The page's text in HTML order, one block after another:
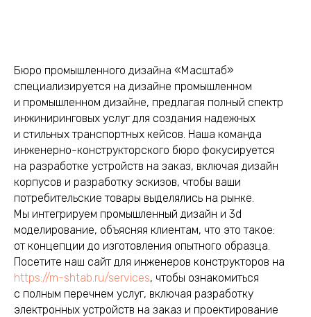
Бюро промышленного дизайна «Масштаб»
специализируется на дизайне промышленном
и промышленном дизайне, предлагая полный спектр
инжиниринговых услуг для создания надежных
и стильных транспортных кейсов. Наша команда
инженерно-конструкторского бюро фокусируется
на разработке устройств на заказ, включая дизайн
корпусов и разработку эскизов, чтобы ваши
потребительские товары выделялись на рынке.
Мы интегрируем промышленный дизайн и 3d
моделирование, объясняя клиентам, что это такое:
от концепции до изготовления опытного образца.
Посетите наш сайт для инженеров конструкторов на
https://m-shtab.ru/services, чтобы ознакомиться
с полным перечнем услуг, включая разработку
электронных устройств на заказ и проектирование